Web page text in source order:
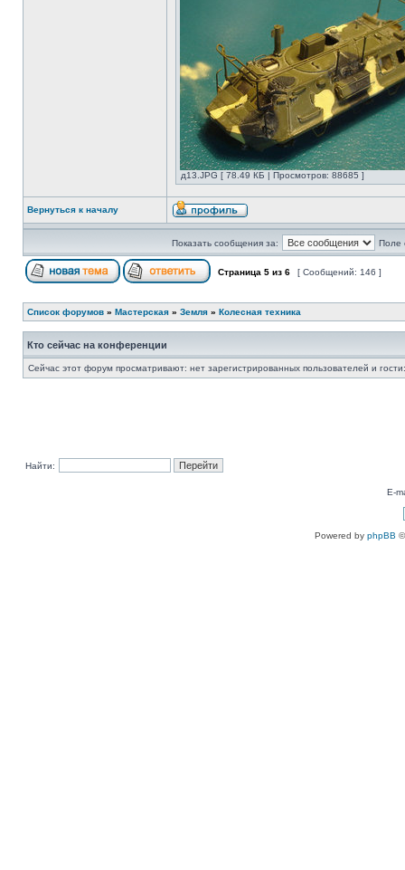
д13.JPG [ 78.49 КБ | Просмотров: 88685 ]
Вернуться к началу
Показать сообщения за: Поле
Страница 5 из 6 [ Сообщений: 146 ]
Список форумов » Мастерская » Земля » Колесная техника
Кто сейчас на конференции
Сейчас этот форум просматривают: нет зарегистрированных пользователей и
Найти:
E-
Powered by phpBB